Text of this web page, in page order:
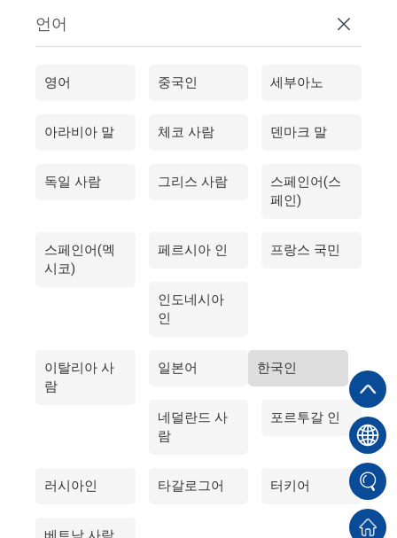
언어
영어 중국인 세부아노
아라비아 말 체코 사람 덴마크 말
독일 사람 그리스 사람
스페인어(스
페인)
스페인어(멕
시코)
페르시아 인 프랑스 국민
인도네시아
인
이탈리아 사
람
일본어 한국인
네덜란드 사
람
포르투갈 인
러시아인 타갈로그어 터키어
Danish
German
Greek
French